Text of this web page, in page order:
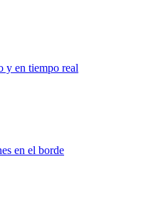
y en tiempo real
en el borde